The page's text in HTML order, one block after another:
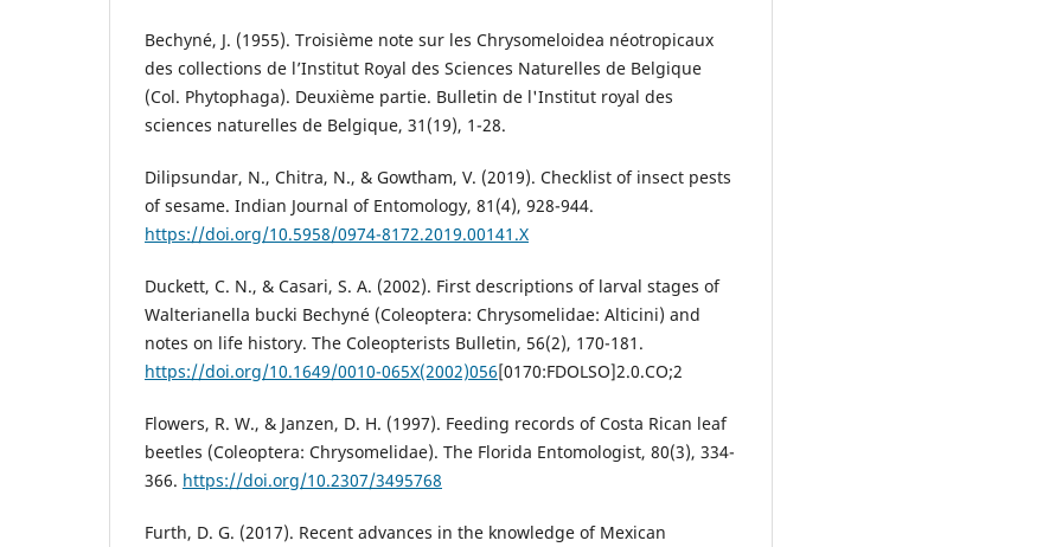
Bechyné, J. (1955). Troisième note sur les Chrysomeloidea néotropicaux
des collections de l’Institut Royal des Sciences Naturelles de Belgique
(Col. Phytophaga). Deuxième partie. Bulletin de l'Institut royal des
sciences naturelles de Belgique, 31(19), 1-28.
Dilipsundar, N., Chitra, N., & Gowtham, V. (2019). Checklist of insect pests
of sesame. Indian Journal of Entomology, 81(4), 928-944.
https://doi.org/10.5958/0974-8172.2019.00141.X
Duckett, C. N., & Casari, S. A. (2002). First descriptions of larval stages of
Walterianella bucki Bechyné (Coleoptera: Chrysomelidae: Alticini) and
notes on life history. The Coleopterists Bulletin, 56(2), 170-181.
https://doi.org/10.1649/0010-065X(2002)056[0170:FDOLSO]2.0.CO;2
Flowers, R. W., & Janzen, D. H. (1997). Feeding records of Costa Rican leaf
beetles (Coleoptera: Chrysomelidae). The Florida Entomologist, 80(3), 334-
366. https://doi.org/10.2307/3495768
Furth, D. G. (2017). Recent advances in the knowledge of Mexican